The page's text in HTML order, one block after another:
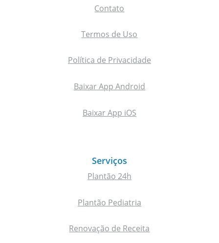
Contato
Termos de Uso
Política de Privacidade
Baixar App Android
Baixar App iOS
Serviços
Plantão 24h
Plantão Pediatria
Renovação de Receita